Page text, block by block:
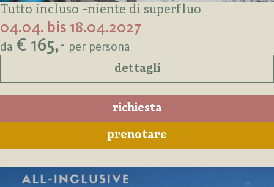
Tutto incluso -niente di superfluo
04.04. bis 18.04.2027
da € 165,- per persona
dettagli
richiesta
prenotare